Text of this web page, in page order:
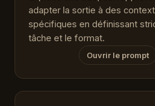
adapter la sortie à des
spécifiques en définissant
tâche et le format.
Ouvrir le prompt